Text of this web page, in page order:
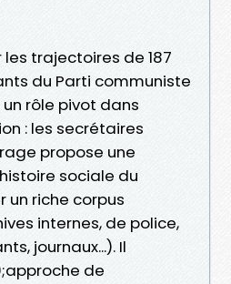
les trajectoires de 187
du Parti communiste
rôle pivot dans
: les secrétaires
propose une
sociale du
un riche corpus
internes, de police,
journaux...). Il
de